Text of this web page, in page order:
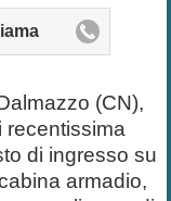
(CN),
recentissima
di ingresso su
armadio,